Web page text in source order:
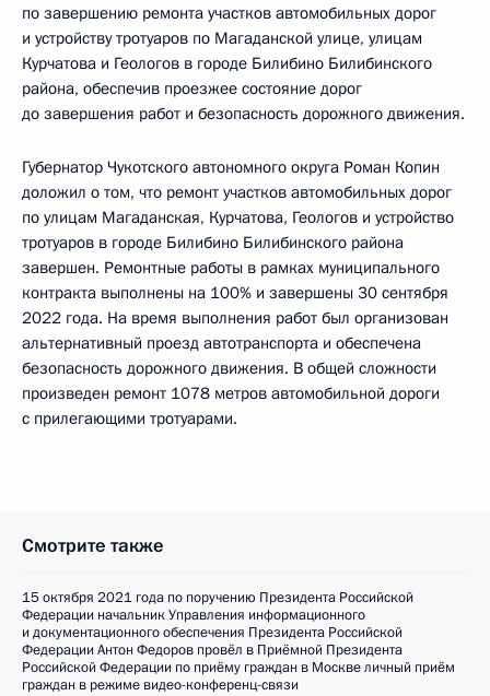
по завершению ремонта участков автомобильных дорог
и устройству тротуаров по Магаданской улице, улицам
Курчатова и Геологов в городе Билибино Билибинского
района, обеспечив проезжее состояние дорог
до завершения работ и безопасность дорожного движения.
Губернатор Чукотского автономного округа Роман Копин
доложил о том, что ремонт участков автомобильных дорог
по улицам Магаданская, Курчатова, Геологов и устройство
тротуаров в городе Билибино Билибинского района
завершен. Ремонтные работы в рамках муниципального
контракта выполнены на 100% и завершены 30 сентября
2022 года. На время выполнения работ был организован
альтернативный проезд автотранспорта и обеспечена
безопасность дорожного движения. В общей сложности
произведен ремонт 1078 метров автомобильной дороги
с прилегающими тротуарами.
Смотрите также
15 октября 2021 года по поручению Президента Российской
Федерации начальник Управления информационного
и документационного обеспечения Президента Российской
Федерации Антон Федоров провёл в Приёмной Президента
Российской Федерации по приёму граждан в Москве личный приём
граждан в режиме видео-конференц-связи